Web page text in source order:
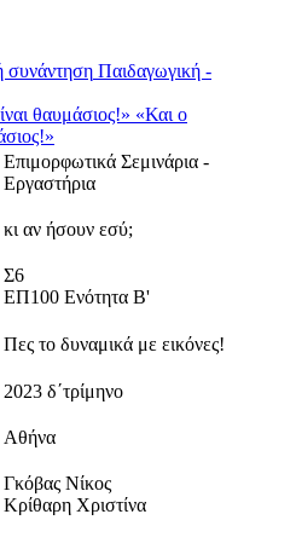
Παιδαγωγική -
«Και ο
Επιμορφωτικά Σεμινάρια -
Εργαστήρια
κι αν ήσουν εσύ;
Σ6
ΕΠ100 Ενότητα Β'
Πες το δυναμικά με εικόνες!
2023 δ΄τρίμηνο
Αθήνα
Γκόβας Νίκος
Κρίθαρη Χριστίνα